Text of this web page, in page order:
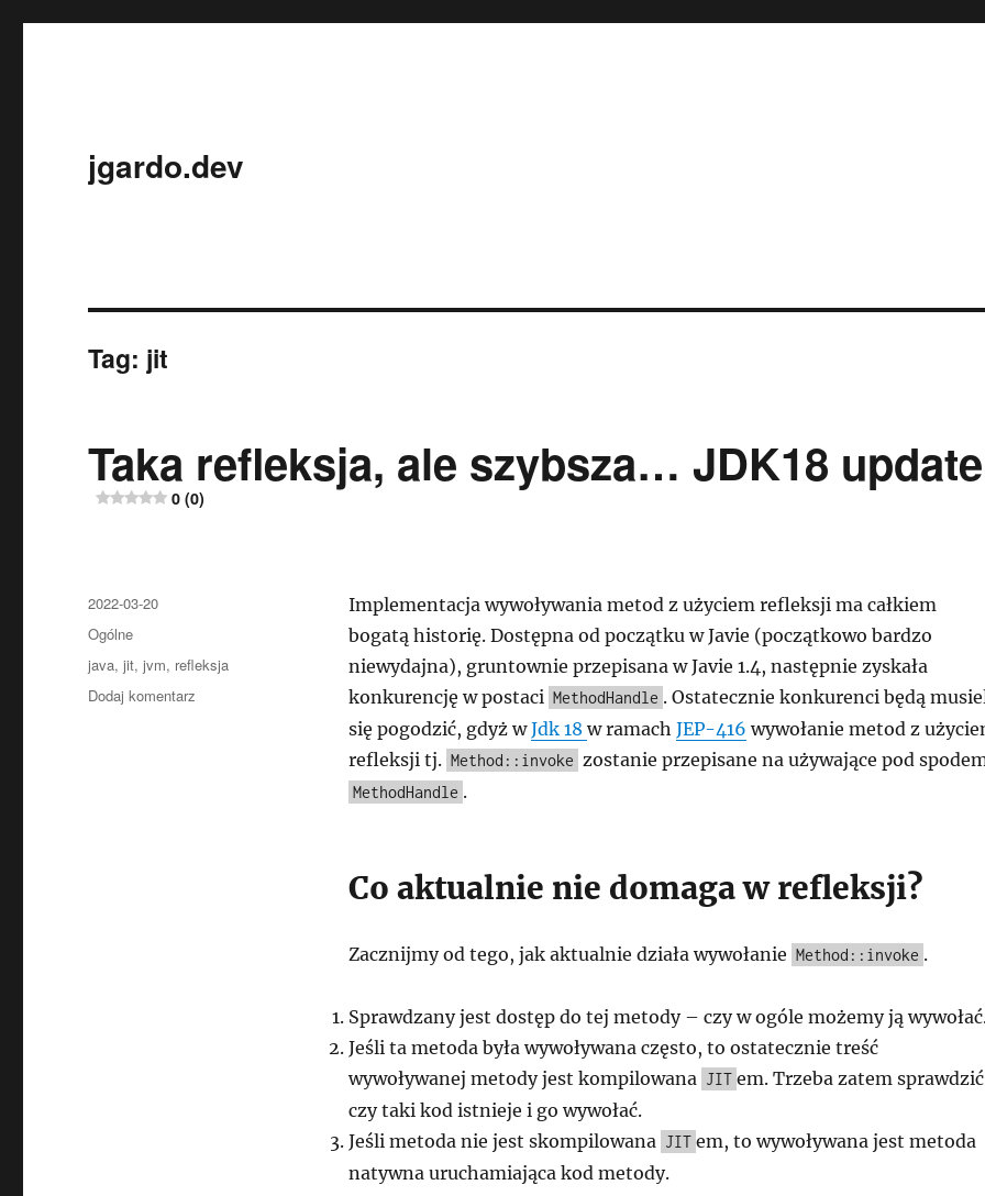
jgardo.dev
Tag: jit
Taka refleksja, ale szybsza… JDK18 update
0 (0)
Implementacja wywoływania metod z użyciem refleksji ma całkiem
bogatą historię. Dostępna od początku w Javie (początkowo bardzo
niewydajna), gruntownie przepisana w Javie 1.4, następnie zyskała
konkurencję w postaci MethodHandle . Ostatecznie konkurenci będą
się pogodzić, gdyż wJdk 18 w ramach JEP-416 wywołanie metod z
refleksji tj. Method::invoke zostanie przepisane na używające pod
MethodHandle .
Co aktualnie nie domaga w refleksji?
Zacznijmy od tego, jak aktualnie działa wywołanie Method::invoke .
Sprawdzany jest dostęp do tej metody – czy w ogóle możemy ją
Jeśli ta metoda była wywoływana często, to ostatecznie treść
wywoływanej metody jest kompilowana JIT em. Trzeba zatem
czy taki kod istnieje i go wywołać.
Jeśli metoda nie jest skompilowana JIT em, to wywoływana jest metoda
natywna uruchamiająca kod metody.
Data
publikacji
2022-03-20
Kategorie
Ogólne
Tagi
java,jit,jvm, refleksja
Dodaj komentarz